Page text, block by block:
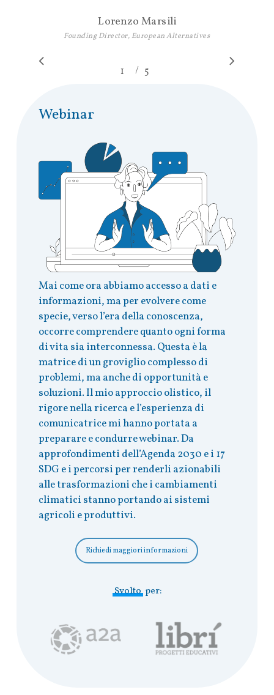
Lorenzo Marsili
Founding Director, European Alternatives
1 2 3
/ 5
Webinar
Mai come ora abbiamo accesso a dati e
informazioni, ma per evolvere come
specie, verso l’era della conoscenza,
occorre comprendere quanto ogni forma
di vita sia interconnessa. Questa è la
matrice di un groviglio complesso di
problemi, ma anche di opportunità e
soluzioni. Il mio approccio olistico, il
rigore nella ricerca e l’esperienza di
comunicatrice mi hanno portata a
preparare e condurre webinar. Da
approfondimenti dell’Agenda 2030 e i 17
SDG e i percorsi per renderli azionabili
alle trasformazioni che i cambiamenti
climatici stanno portando ai sistemi
agricoli e produttivi.
Richiedi maggiori informazioni
Svoltoper: